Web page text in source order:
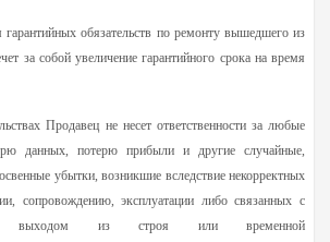
обязательств по ремонту вышедшего из
за собой увеличение гарантийного срока на время
Продавец не несет ответственности за любые
данных, потерю прибыли и другие случайные,
убытки, возникшие вследствие некорректных
сопровождению, эксплуатации либо связанных с
выходом из строя или временной